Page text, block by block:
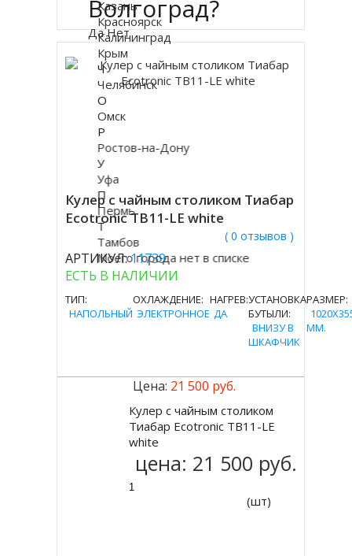
Кулер с чайным столиком Тиабар
Ecotronic TB11-LE white
( 0 отзывов )
АРТИКУЛ:11739
ЕСТЬ В НАЛИЧИИ
ТИП:
НАПОЛЬНЫЙ
ОХЛАЖДЕНИЕ:
ЭЛЕКТРОННОЕ
НАГРЕВ:
ДА
УСТАНОВКА
БУТЫЛИ:
ВНИЗУ В
ШКАФЧИК
РАЗМЕР:
MM.
Цена: 21 500 руб.
Кулер с чайным столиком
Тиабар Ecotronic TB11-LE
white
цена: 21 500 руб.
(шт)
Волгоград?
Да Нет
Казань
Красноярск
Калининград
Крым
Ч
Челябинск
О
Омск
Р
Ростов-на-Дону
У
Уфа
П
Пермь
Т
Тамбов
Моего города нет в списке